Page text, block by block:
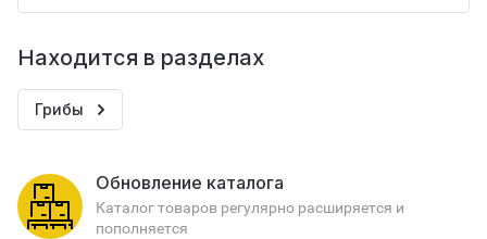
Находится в разделах
Грибы
Обновление каталога
Каталог товаров регулярно расширяется и
пополняется